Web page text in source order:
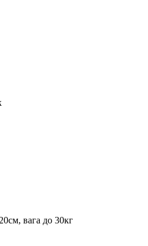
вага до 30кг